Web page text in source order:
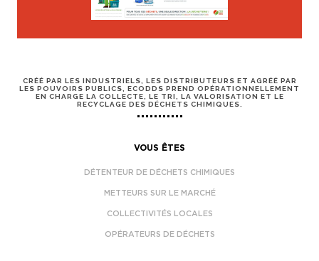
CRÉÉ PAR LES INDUSTRIELS, LES DISTRIBUTEURS ET AGRÉÉ PAR
LES POUVOIRS PUBLICS, ECODDS PREND OPÉRATIONNELLEMENT
EN CHARGE LA COLLECTE, LE TRI, LA VALORISATION ET LE
RECYCLAGE DES DÉCHETS CHIMIQUES.
VOUS ÊTES
DÉTENTEUR DE DÉCHETS CHIMIQUES
METTEURS SUR LE MARCHÉ
COLLECTIVITÉS LOCALES
OPÉRATEURS DE DÉCHETS